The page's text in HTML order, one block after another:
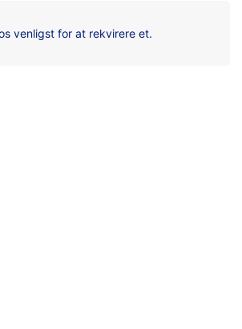
venligst for at rekvirere et.